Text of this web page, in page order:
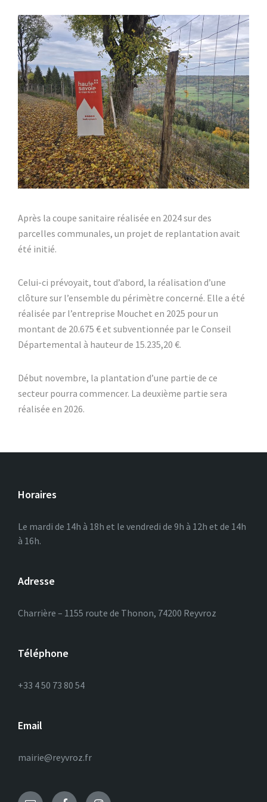
Après la coupe sanitaire réalisée en 2024 sur des
parcelles communales, un projet de replantation avait
été initié.
Celui-ci prévoyait, tout d’abord, la réalisation d’une
clôture sur l’ensemble du périmètre concerné. Elle a été
réalisée par l’entreprise Mouchet en 2025 pour un
montant de 20.675 € et subventionnée par le Conseil
Départemental à hauteur de 15.235,20 €.
Début novembre, la plantation d’une partie de ce
secteur pourra commencer. La deuxième partie sera
réalisée en 2026.
Horaires
Le mardi de 14h à 18h et le vendredi de 9h à 12h et de 14h
à 16h.
Adresse
Charrière – 1155 route de Thonon, 74200 Reyvroz
Téléphone
+33 4 50 73 80 54
Email
mairie@reyvroz.fr